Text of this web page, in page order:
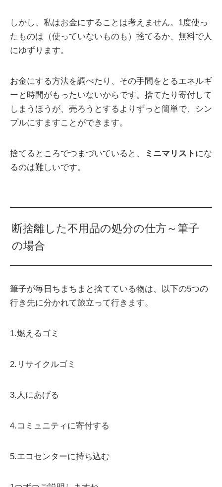
しかし、私はお金にすることは考えません。1度使っ
たものは（使っていないものも）捨てるか、無料で人
にゆずります。
お金にする方法を調べたり、その手間をとるエネルギ
ーと時間がもったいないからです。捨てたり寄付して
しまうほうが、売ろうとするよりずっと簡単で、シン
プルにすますことができます。
捨てるところでつまづいていると、 ミニマリスト にな
るのは難しいです。
断捨離した不用品の処分の仕方～筆子
の場合
筆子が毎日ちまちまと捨てている物は、以下の5つの
行き先に分かれて旅立って行きます。
1.燃えるゴミ
2.リサイクルゴミ
3.人にあげる
4.コミュニティに寄付する
5.エコセンターに持ち込む